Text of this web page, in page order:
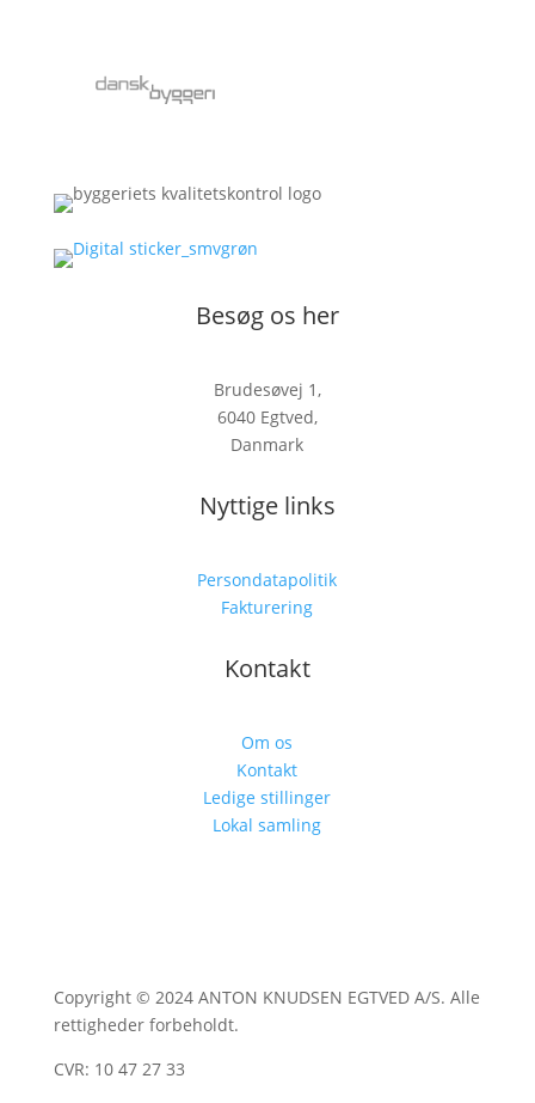
Besøg os her
Brudesøvej 1,
6040 Egtved,
Danmark
Nyttige links
Persondatapolitik
Fakturering
Kontakt
Om os
Kontakt
Ledige stillinger
Lokal samling
Copyright © 2024 ANTON KNUDSEN EGTVED A/S. Alle
rettigheder forbeholdt.
CVR: 10 47 27 33